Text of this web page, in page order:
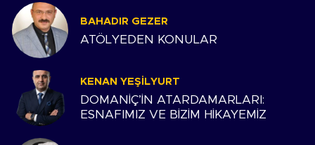
BAHADIR GEZER
ATÖLYEDEN KONULAR
KENAN YEŞILYURT
DOMANİÇ’İN ATARDAMARLARI:
ESNAFIMIZ VE BİZİM HİKAYEMİZ